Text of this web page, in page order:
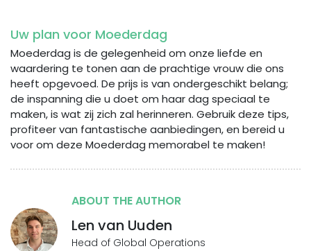
Uw plan voor Moederdag
Moederdag is de gelegenheid om onze liefde en
waardering te tonen aan de prachtige vrouw die ons
heeft opgevoed. De prijs is van ondergeschikt belang;
de inspanning die u doet om haar dag speciaal te
maken, is wat zij zich zal herinneren. Gebruik deze tips,
profiteer van fantastische aanbiedingen, en bereid u
voor om deze Moederdag memorabel te maken!
ABOUT THE AUTHOR
Len van Uuden
Head of Global Operations